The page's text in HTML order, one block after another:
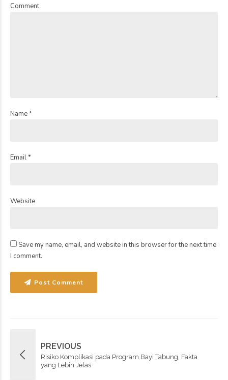
Comment
Name *
Email *
Website
Save my name, email, and website in this browser for the next time
I comment.
Post Comment
PREVIOUS
Risiko Komplikasi pada Program Bayi Tabung, Fakta
yang Lebih Jelas